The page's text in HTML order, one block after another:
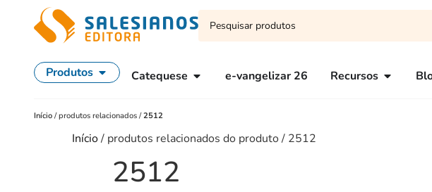
Produtos Catequese e-vangelizar 26 Recursos
Início /produtos relacionados /2512
Início/ produtos relacionados do produto / 2512
2512